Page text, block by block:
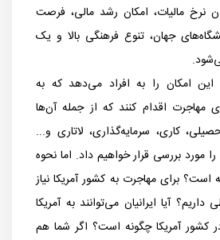
نرخ مالیات، امکان رشد مالی، فرصت
جهان، تنوع فرهنگی بالا و یک
امکان را به افراد می‌دهد که به
مهاجرت اقدام کنند که از جمله آن‌ها
کاری، سرمایه‌گذاری، لاتاری و...
مورد بررسی قرار خواهیم داد. اما نحوه
است؟ برای مهاجرت به کشور آمریکا نیاز
آیا ایرانیان می‌توانند به آمریکا
کشور آمریکا چگونه است؟ اگر شما هم